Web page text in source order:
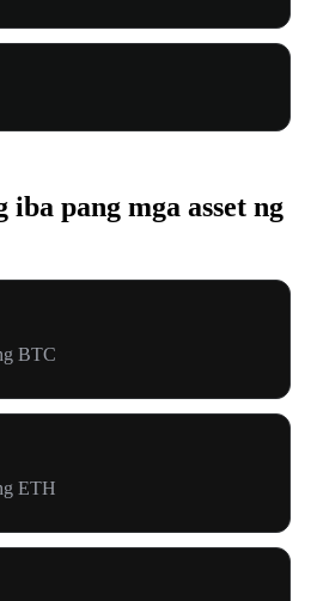
pang mga asset ng
BTC
ETH